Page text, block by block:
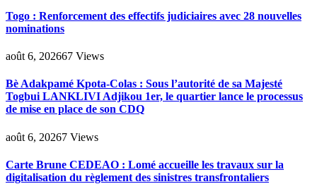
Togo : Renforcement des effectifs judiciaires avec 28 nouvelles
nominations
août 6, 202667 Views
Bè Adakpamé Kpota-Colas : Sous l’autorité de sa Majesté
Togbui LANKLIVI Adjikou 1er, le quartier lance le processus
de mise en place de son CDQ
août 6, 20267 Views
Carte Brune CEDEAO : Lomé accueille les travaux sur la
digitalisation du règlement des sinistres transfrontaliers